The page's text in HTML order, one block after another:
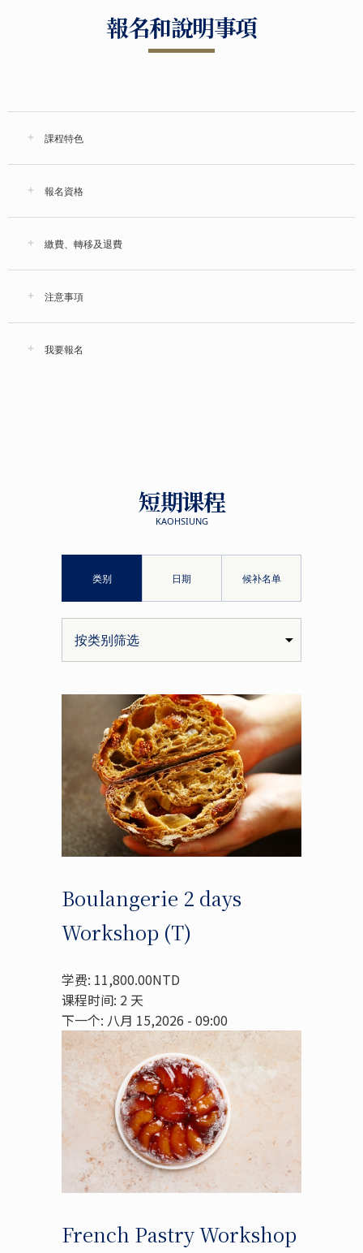
報名和說明事項
課程特色
報名資格
繳費、轉移及退費
注意事項
我要報名
短期课程
KAOHSIUNG
类别 日期 候补名单
Boulangerie 2 days
Workshop (T)
学费: 11,800.00NTD
课程时间: 2 天
下一个: 八月 15,2026 - 09:00
French Pastry Workshop